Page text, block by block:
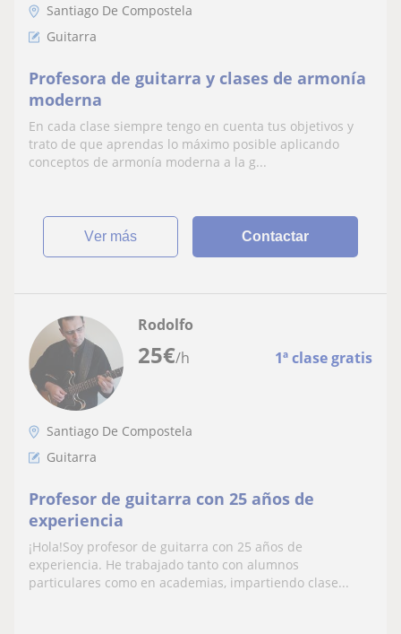
Santiago De Compostela
Guitarra
Profesora de guitarra y clases de armonía
moderna
En cada clase siempre tengo en cuenta tus objetivos y
trato de que aprendas lo máximo posible aplicando
conceptos de armonía moderna a la g...
ver más Contactar
25€/h 1ª clase gratis
Rodolfo
Santiago De Compostela
Guitarra
Profesor de guitarra con 25 años de
experiencia
¡Hola!Soy profesor de guitarra con 25 años de
experiencia. He trabajado tanto con alumnos
particulares como en academias, impartiendo clase...